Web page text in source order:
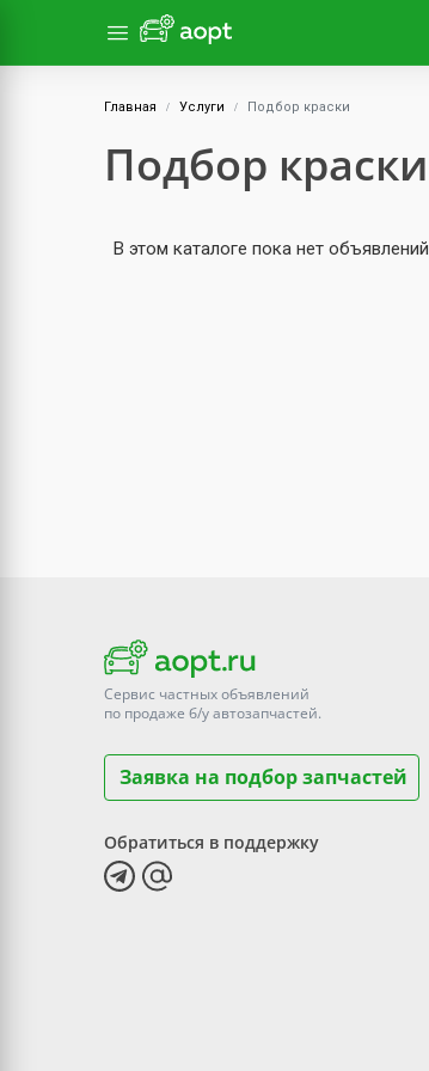
Главная Услуги Подбор краски
Подбор краски
В этом каталоге пока нет объявлений
Сервис частных объявлений
по продаже б/уавтозапчастей.
Заявка на подбор запчастей
Обратиться в поддержку